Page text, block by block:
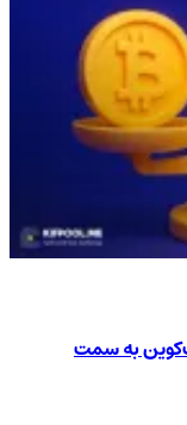
به سمت